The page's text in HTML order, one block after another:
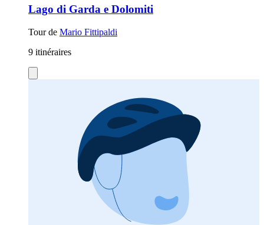
Lago di Garda e Dolomiti
Tour de Mario Fittipaldi
9 itinéraires